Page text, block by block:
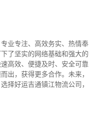
业专注、高效务实、热情奉
了坚实的网络基础和强大的
高效、便捷及时、安全可靠
出，获得更多合作。 未来，
择好运吉通镇江物流公司，